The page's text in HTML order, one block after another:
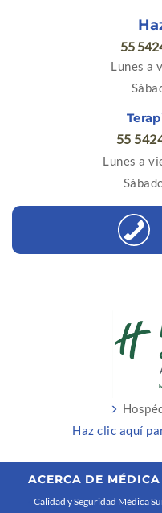
55
Lunes a
55
Lunes a
Haz clic aquí
ACERCA DE MÉDICA
Calidad y Seguridad Médica